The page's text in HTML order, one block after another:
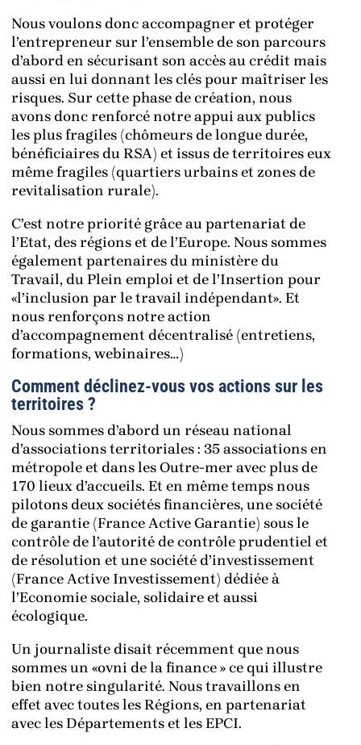
Nous voulons donc accompagner et protéger
l’entrepreneur sur l’ensemble de son parcours
d’abord en sécurisant son accès au crédit mais
aussi en lui donnant les clés pour maîtriser les
risques. Sur cette phase de création, nous
avons donc renforcé notre appui aux publics
les plus fragiles (chômeurs de longue durée,
bénéficiaires du RSA) et issus de territoires eux
même fragiles (quartiers urbains et zones de
revitalisation rurale).
C’est notre priorité grâce au partenariat de
l’Etat, des régions et de l’Europe. Nous sommes
également partenaires du ministère du
Travail, du Plein emploi et de l’Insertion pour
«l’inclusion par le travail indépendant». Et
nous renforçons notre action
d’accompagnement décentralisé (entretiens,
formations, webinaires…)
Comment déclinez-vous vos actions sur les
territoires ?
Nous sommes d’abord un réseau national
d’associations territoriales : 35 associations en
métropole et dans les Outre-mer avec plus de
170 lieux d’accueils. Et en même temps nous
pilotons deux sociétés financières, une société
de garantie (France Active Garantie) sous le
contrôle de l’autorité de contrôle prudentiel et
de résolution et une société d’investissement
(France Active Investissement) dédiée à
l’Economie sociale, solidaire et aussi
écologique.
Un journaliste disait récemment que nous
sommes un «ovni de la finance » ce qui illustre
bien notre singularité. Nous travaillons en
effet avec toutes les Régions, en partenariat
avec les Départements et les EPCI.